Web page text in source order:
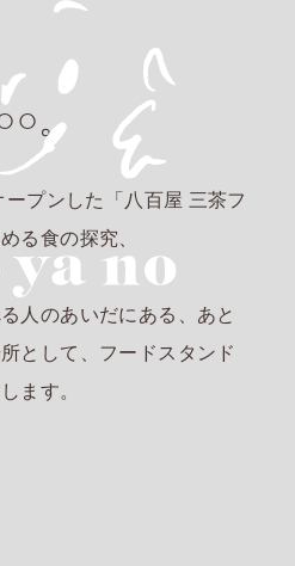
。
プンした「八百屋 三茶フ
る食の探究、
人のあいだにある、あと
として、フードスタンド
ます。